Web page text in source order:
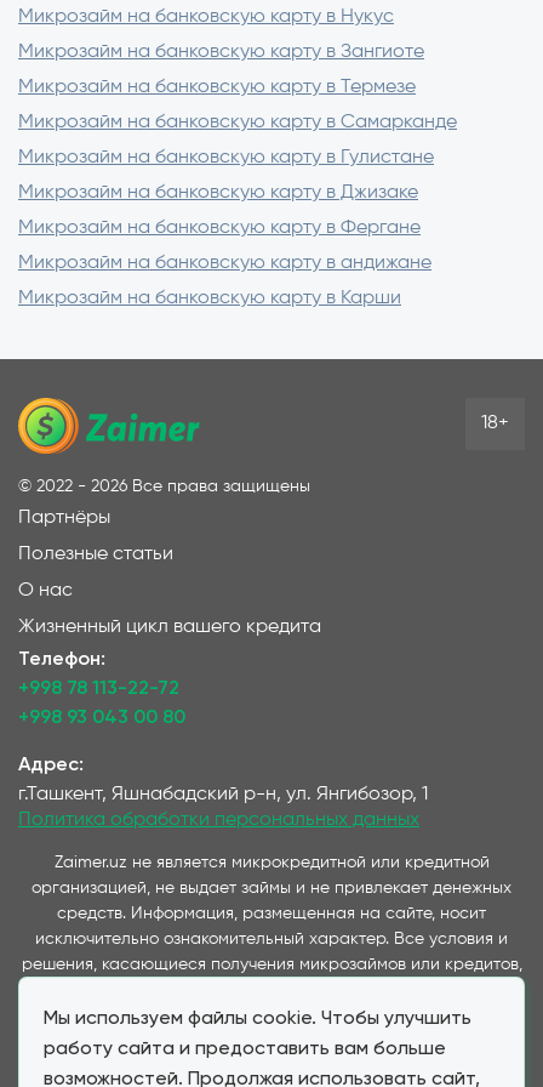
Микрозайм на банковскую карту в Нукус
Микрозайм на банковскую карту в Зангиоте
Микрозайм на банковскую карту в Термезе
Микрозайм на банковскую карту в Самарканде
Микрозайм на банковскую карту в Гулистане
Микрозайм на банковскую карту в Джизаке
Микрозайм на банковскую карту в Фергане
Микрозайм на банковскую карту в андижане
Микрозайм на банковскую карту в Карши
Мы используем файлы cookie. Чтобы улучшить
работу сайта и предоставить вам больше
возможностей. Продолжая использовать сайт,
© 2022 - 2026 Все права защищены
Партнёры
Полезные статьи
О нас
Жизненный цикл вашего кредита
Телефон:
+998 78 113-22-72
+998 93 043 00 80
Адрес:
г.Ташкент, Яшнабадский р-н, ул. Янгибозор, 1
Политика обработки персональных данных
18+
Zaimer.uz не является микрокредитной или кредитной
организацией, не выдает займы и не привлекает денежных
средств. Информация, размещенная на сайте, носит
исключительно ознакомительный характер. Все условия и
решения, касающиеся получения микрозаймов или кредитов,
предоставляющими данные услуги и представленные на
данном сайте. Важно отметить, что условия займов и